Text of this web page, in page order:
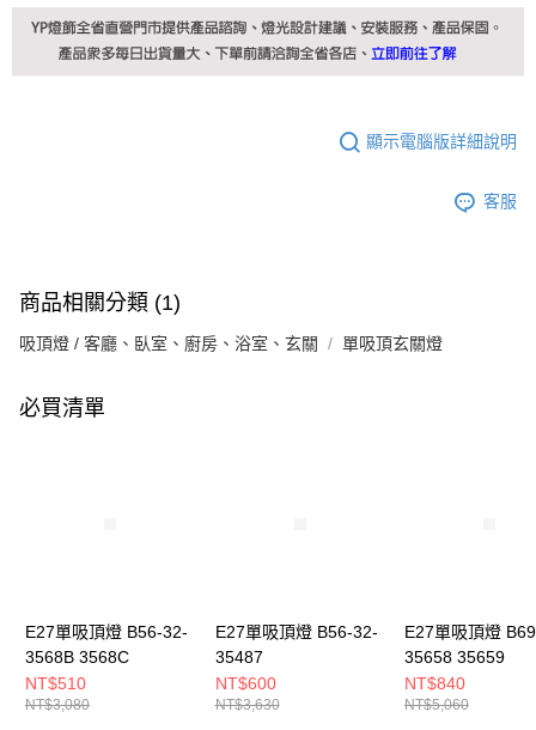
顯示電腦版詳細說明
客服
商品相關分類 (1)
吸頂燈 / 客廳、臥室、廚房、浴室、玄關 單吸頂玄關燈
必買清單
E27單吸頂燈 B56-32-
3568B 3568C
NT$510
NT$3,080
E27單吸頂燈 B56-32-
35487
NT$600
NT$3,630
E27單吸頂燈
35658 35659
NT$840
NT$5,060